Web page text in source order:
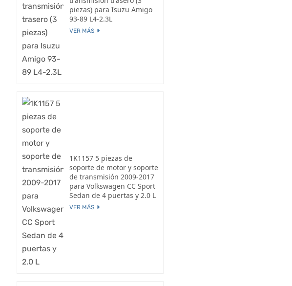
piezas) para Isuzu Amigo
93-89 L4-2.3L
VER MÁS
1K1157 5 piezas de
soporte de motor y soporte
de transmisión 2009-2017
para Volkswagen CC Sport
Sedan de 4 puertas y 2.0 L
VER MÁS